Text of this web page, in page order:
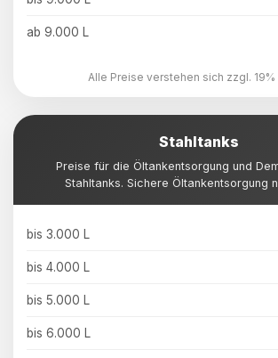
ab 9.000 L
Alle Preise verstehen sich zzgl. 19%
Stahltanks
Preise für die Öltankentsorgung und
Stahltanks. Sichere Öltankentsorgung
bis 3.000 L
bis 4.000 L
bis 5.000 L
bis 6.000 L